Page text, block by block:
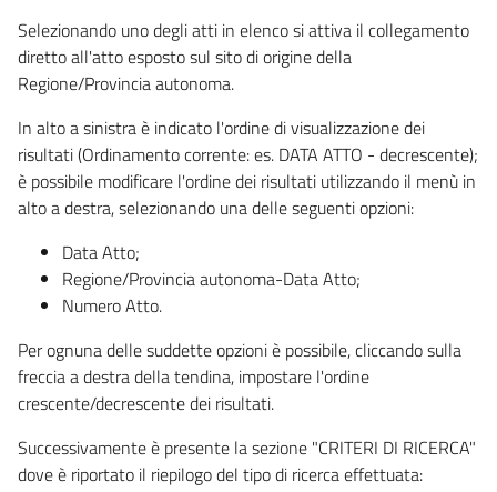
Selezionando uno degli atti in elenco si attiva il collegamento
diretto all'atto esposto sul sito di origine della
Regione/Provincia autonoma.
In alto a sinistra è indicato l'ordine di visualizzazione dei
risultati (Ordinamento corrente: es. DATA ATTO - decrescente);
è possibile modificare l'ordine dei risultati utilizzando il menù in
alto a destra, selezionando una delle seguenti opzioni:
Data Atto;
Regione/Provincia autonoma-Data Atto;
Numero Atto.
Per ognuna delle suddette opzioni è possibile, cliccando sulla
freccia a destra della tendina, impostare l'ordine
crescente/decrescente dei risultati.
Successivamente è presente la sezione "CRITERI DI RICERCA"
dove è riportato il riepilogo del tipo di ricerca effettuata: